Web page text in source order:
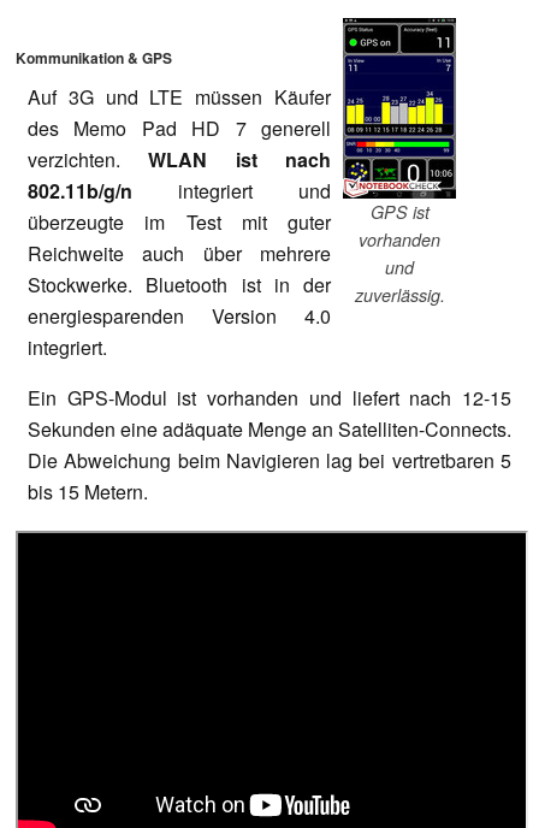
GPS ist
vorhanden
und
zuverlässig.
Kommunikation & GPS
Auf 3G und LTE müssen Käufer
des Memo Pad HD 7 generell
verzichten.WLAN ist nach
802.11b/g/n integriert und
überzeugte im Test mit guter
Reichweite auch über mehrere
Stockwerke. Bluetooth ist in der
energiesparenden Version 4.0
integriert.
Ein GPS-Modul ist vorhanden und liefert nach 12-15
Sekunden eine adäquate Menge an Satelliten-Connects.
Die Abweichung beim Navigieren lag bei vertretbaren 5
bis 15 Metern.